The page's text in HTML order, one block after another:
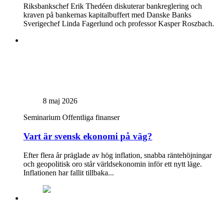
Riksbankschef Erik Thedéen diskuterar bankreglering och
kraven på bankernas kapitalbuffert med Danske Banks
Sverigechef Linda Fagerlund och professor Kasper Roszbach.
8 maj 2026
Seminarium Offentliga finanser
Vart är svensk ekonomi på väg?
Efter flera år präglade av hög inflation, snabba räntehöjningar
och geopolitisk oro står världsekonomin inför ett nytt läge.
Inflationen har fallit tillbaka...